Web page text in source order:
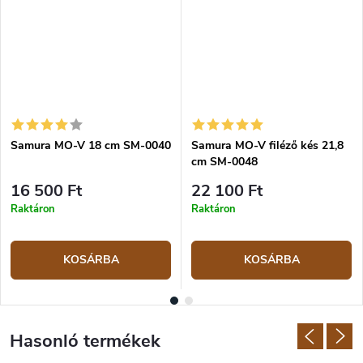
Samura MO-V 18 cm SM-0040
16 500 Ft
Raktáron
KOSÁRBA
Samura MO-V filéző kés 21,8
cm SM-0048
22 100 Ft
Raktáron
KOSÁRBA